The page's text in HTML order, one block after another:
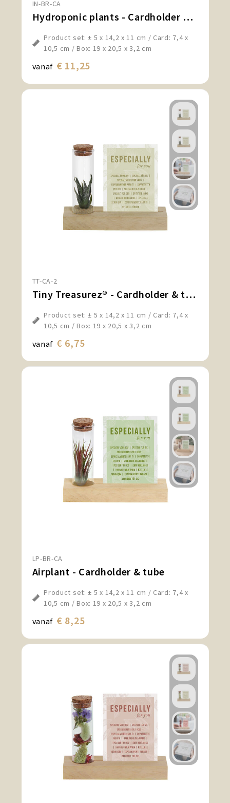
Snoepgoed en Koek
Technologie
Wijngeschenken
IN-BR-CA
Hydroponic plants - Cardholder & tube
Product set: ± 5 x 14,2 x 11 cm / Card: 7,4 x
10,5 cm / Box: 19 x 20,5 x 3,2 cm
vanaf € 11,25
TT-CA-2
Tiny Treasurez® - Cardholder & tube
Product set: ± 5 x 14,2 x 11 cm / Card: 7,4 x
10,5 cm / Box: 19 x 20,5 x 3,2 cm
vanaf € 6,75
LP-BR-CA
Airplant - Cardholder & tube
Product set: ± 5 x 14,2 x 11 cm / Card: 7,4 x
10,5 cm / Box: 19 x 20,5 x 3,2 cm
vanaf € 8,25